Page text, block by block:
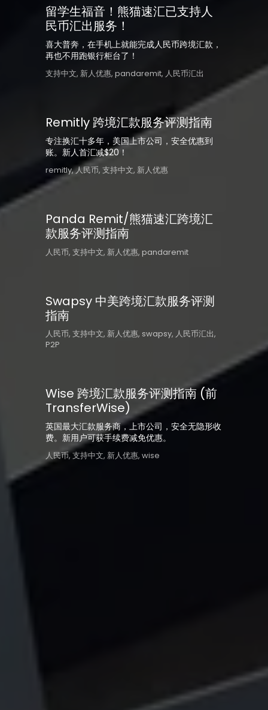
留学生福音！熊猫速汇已支持人
民币汇出服务！
喜大普奔，在手机上就能完成人民币跨境汇款，
再也不用跑银行柜台了！
支持中文,新人优惠,pandaremit, 人民币汇出
Remitly 跨境汇款服务评测指南
专注换汇十多年，美国上市公司，安全优惠到
账。新人首汇减$20！
remitly,人民币,支持中文,新人优惠
Panda Remit/熊猫速汇跨境汇
款服务评测指南
人民币,支持中文,新人优惠,pandaremit
Swapsy 中美跨境汇款服务评测
指南
人民币,支持中文,新人优惠, swapsy, 人民币汇出,
P2P
Wise 跨境汇款服务评测指南 (前
TransferWise)
英国最大汇款服务商，上市公司，安全无隐形收
费。新用户可获手续费减免优惠。
人民币,支持中文,新人优惠,wise